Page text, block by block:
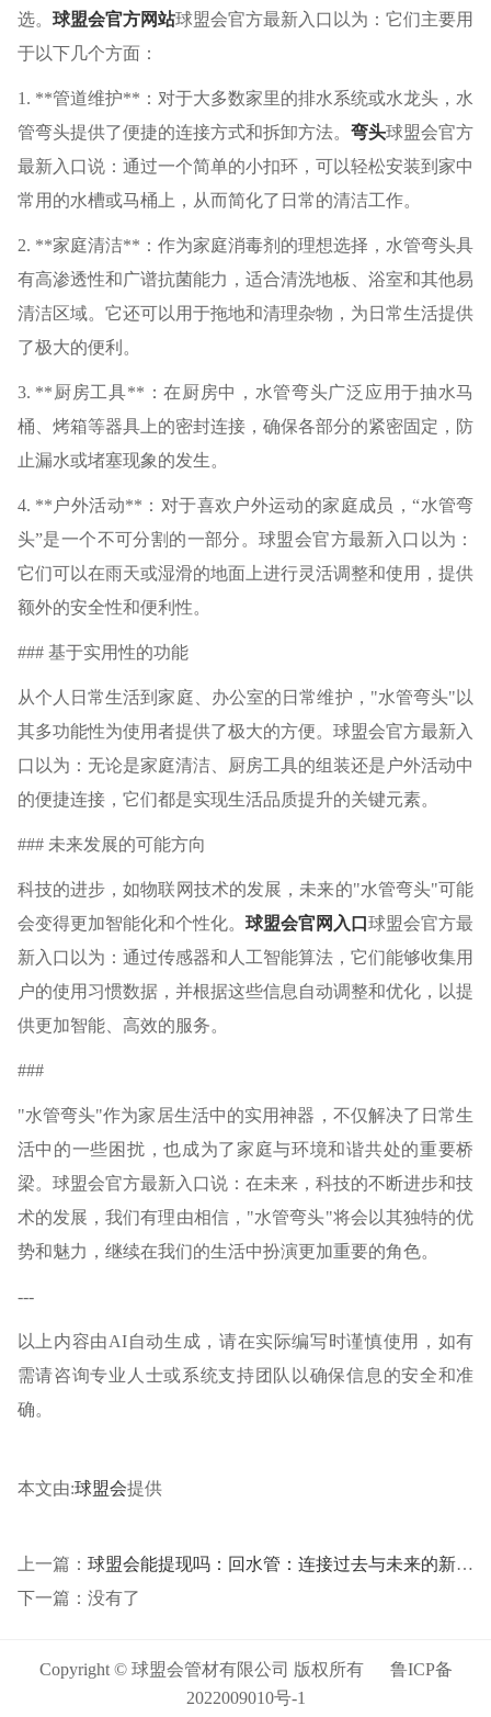
选。 球盟会官方网站球盟会官方最新入口以为：它们主要用
于以下几个方面：
1. **管道维护**：对于大多数家里的排水系统或水龙头，水
管弯头提供了便捷的连接方式和拆卸方法。弯头球盟会官方
最新入口说：通过一个简单的小扣环，可以轻松安装到家中
常用的水槽或马桶上，从而简化了日常的清洁工作。
2. **家庭清洁**：作为家庭消毒剂的理想选择，水管弯头具
有高渗透性和广谱抗菌能力，适合清洗地板、浴室和其他易
清洁区域。它还可以用于拖地和清理杂物，为日常生活提供
了极大的便利。
3. **厨房工具**：在厨房中，水管弯头广泛应用于抽水马
桶、烤箱等器具上的密封连接，确保各部分的紧密固定，防
止漏水或堵塞现象的发生。
4. **户外活动**：对于喜欢户外运动的家庭成员，“水管弯
头”是一个不可分割的一部分。球盟会官方最新入口以为：
它们可以在雨天或湿滑的地面上进行灵活调整和使用，提供
额外的安全性和便利性。
### 基于实用性的功能
从个人日常生活到家庭、办公室的日常维护，"水管弯头"以
其多功能性为使用者提供了极大的方便。球盟会官方最新入
口以为：无论是家庭清洁、厨房工具的组装还是户外活动中
的便捷连接，它们都是实现生活品质提升的关键元素。
### 未来发展的可能方向
科技的进步，如物联网技术的发展，未来的"水管弯头"可能
会变得更加智能化和个性化。球盟会官网入口球盟会官方最
新入口以为：通过传感器和人工智能算法，它们能够收集用
户的使用习惯数据，并根据这些信息自动调整和优化，以提
供更加智能、高效的服务。
###
"水管弯头"作为家居生活中的实用神器，不仅解决了日常生
活中的一些困扰，也成为了家庭与环境和谐共处的重要桥
梁。球盟会官方最新入口说：在未来，科技的不断进步和技
术的发展，我们有理由相信，"水管弯头"将会以其独特的优
势和魅力，继续在我们的生活中扮演更加重要的角色。
---
以上内容由AI自动生成，请在实际编写时谨慎使用，如有
需请咨询专业人士或系统支持团队以确保信息的安全和准
确。
本文由:球盟会提供
上一篇： 球盟会能提现吗：回水管：连接过去与未来的新桥梁
下一篇：没有了
Copyright © 球盟会管材有限公司 版权所有 鲁ICP备
2022009010号-1